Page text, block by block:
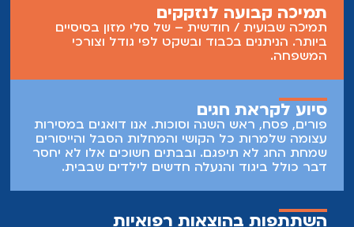
תמיכה קבועה לנזקקים
תמיכה שבועית / חודשית – של סלי מזון בסיסיים
ביותר. הניתנים בכבוד ובשקט לפי גודל וצורכי
המשפחה.
סיוע לקראת חגים
פורים, פסח, ראש השנה וסוכות. אנו דואגים במסירות
עצומה שלמרות כל הקושי והמחלות הסבל והייסורים
שמחת החג לא תיפגם. ובבתים חשוכים אלו לא יחסר
דבר כולל ביגוד והנעלה חדשים לילדים שבבית.
השתתפות בהוצאות רפואיות